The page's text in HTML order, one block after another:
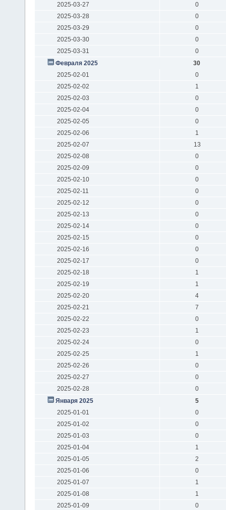
2025-03-27
0
2025-03-28
0
2025-03-29
0
2025-03-30
0
2025-03-31
0
Февраля 2025
30
2025-02-01
0
2025-02-02
1
2025-02-03
0
2025-02-04
0
2025-02-05
0
2025-02-06
1
2025-02-07
13
2025-02-08
0
2025-02-09
0
2025-02-10
0
2025-02-11
0
2025-02-12
0
2025-02-13
0
2025-02-14
0
2025-02-15
0
2025-02-16
0
2025-02-17
0
2025-02-18
1
2025-02-19
1
2025-02-20
4
2025-02-21
7
2025-02-22
0
2025-02-23
1
2025-02-24
0
2025-02-25
1
2025-02-26
0
2025-02-27
0
2025-02-28
0
Января 2025
5
2025-01-01
0
2025-01-02
0
2025-01-03
0
2025-01-04
1
2025-01-05
2
2025-01-06
0
2025-01-07
1
2025-01-08
1
2025-01-09
0